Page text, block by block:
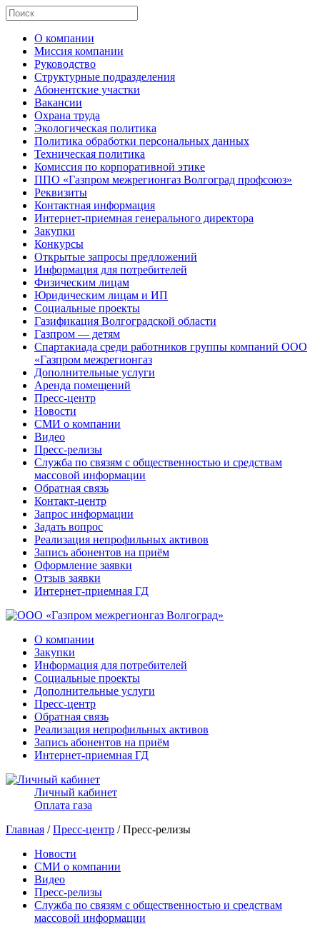
О компании
Миссия компании
Руководство
Структурные подразделения
Абонентские участки
Вакансии
Охрана труда
Экологическая политика
Политика обработки персональных данных
Техническая политика
Комиссия по корпоративной этике
ППО «Газпром межрегионгаз Волгоград профсоюз»
Реквизиты
Контактная информация
Интернет-приемная генерального директора
Закупки
Конкурсы
Открытые запросы предложений
Информация для потребителей
Физическим лицам
Юридическим лицам и ИП
Социальные проекты
Газификация Волгоградской области
Газпром — детям
Спартакиада среди работников группы компаний ООО
«Газпром межрегионгаз
Дополнительные услуги
Аренда помещений
Пресс-центр
Новости
СМИ о компании
Видео
Пресс-релизы
Служба по связям с общественностью и средствам
массовой информации
Обратная связь
Контакт-центр
Запрос информации
Задать вопрос
Реализация непрофильных активов
Запись абонентов на приём
Оформление заявки
Отзыв заявки
Интернет-приемная ГД
О компании
Закупки
Информация для потребителей
Социальные проекты
Дополнительные услуги
Пресс-центр
Обратная связь
Реализация непрофильных активов
Запись абонентов на приём
Интернет-приемная ГД
Личный кабинет
Оплата газа
Главная /Пресс-центр / Пресс-релизы
Новости
СМИ о компании
Видео
Пресс-релизы
Служба по связям с общественностью и средствам
массовой информации